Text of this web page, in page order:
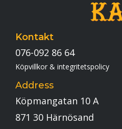
Kontakt
076-092 86 64
Köpvillkor & integritetspolicy
Address
Köpmangatan 10 A
871 30 Härnösand